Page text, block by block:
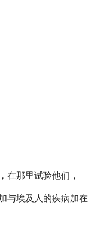
在那里试验他们，
与埃及人的疾病加